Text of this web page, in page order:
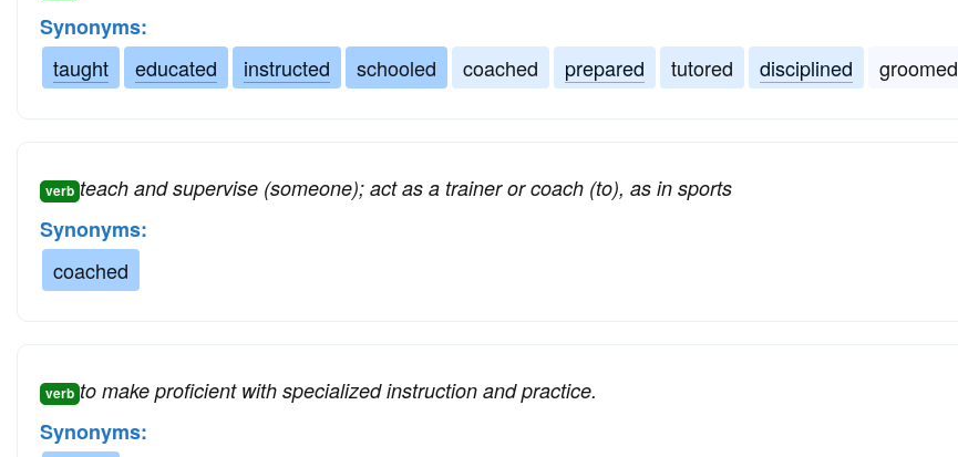
Synonyms:
taught
educated instructed schooled coached prepared tutored disciplined groomed
verb teach and supervise (someone); act as a trainer or coach (to), as in sports
Synonyms:
coached
verb to make proficient with specialized instruction and practice.
Synonyms: